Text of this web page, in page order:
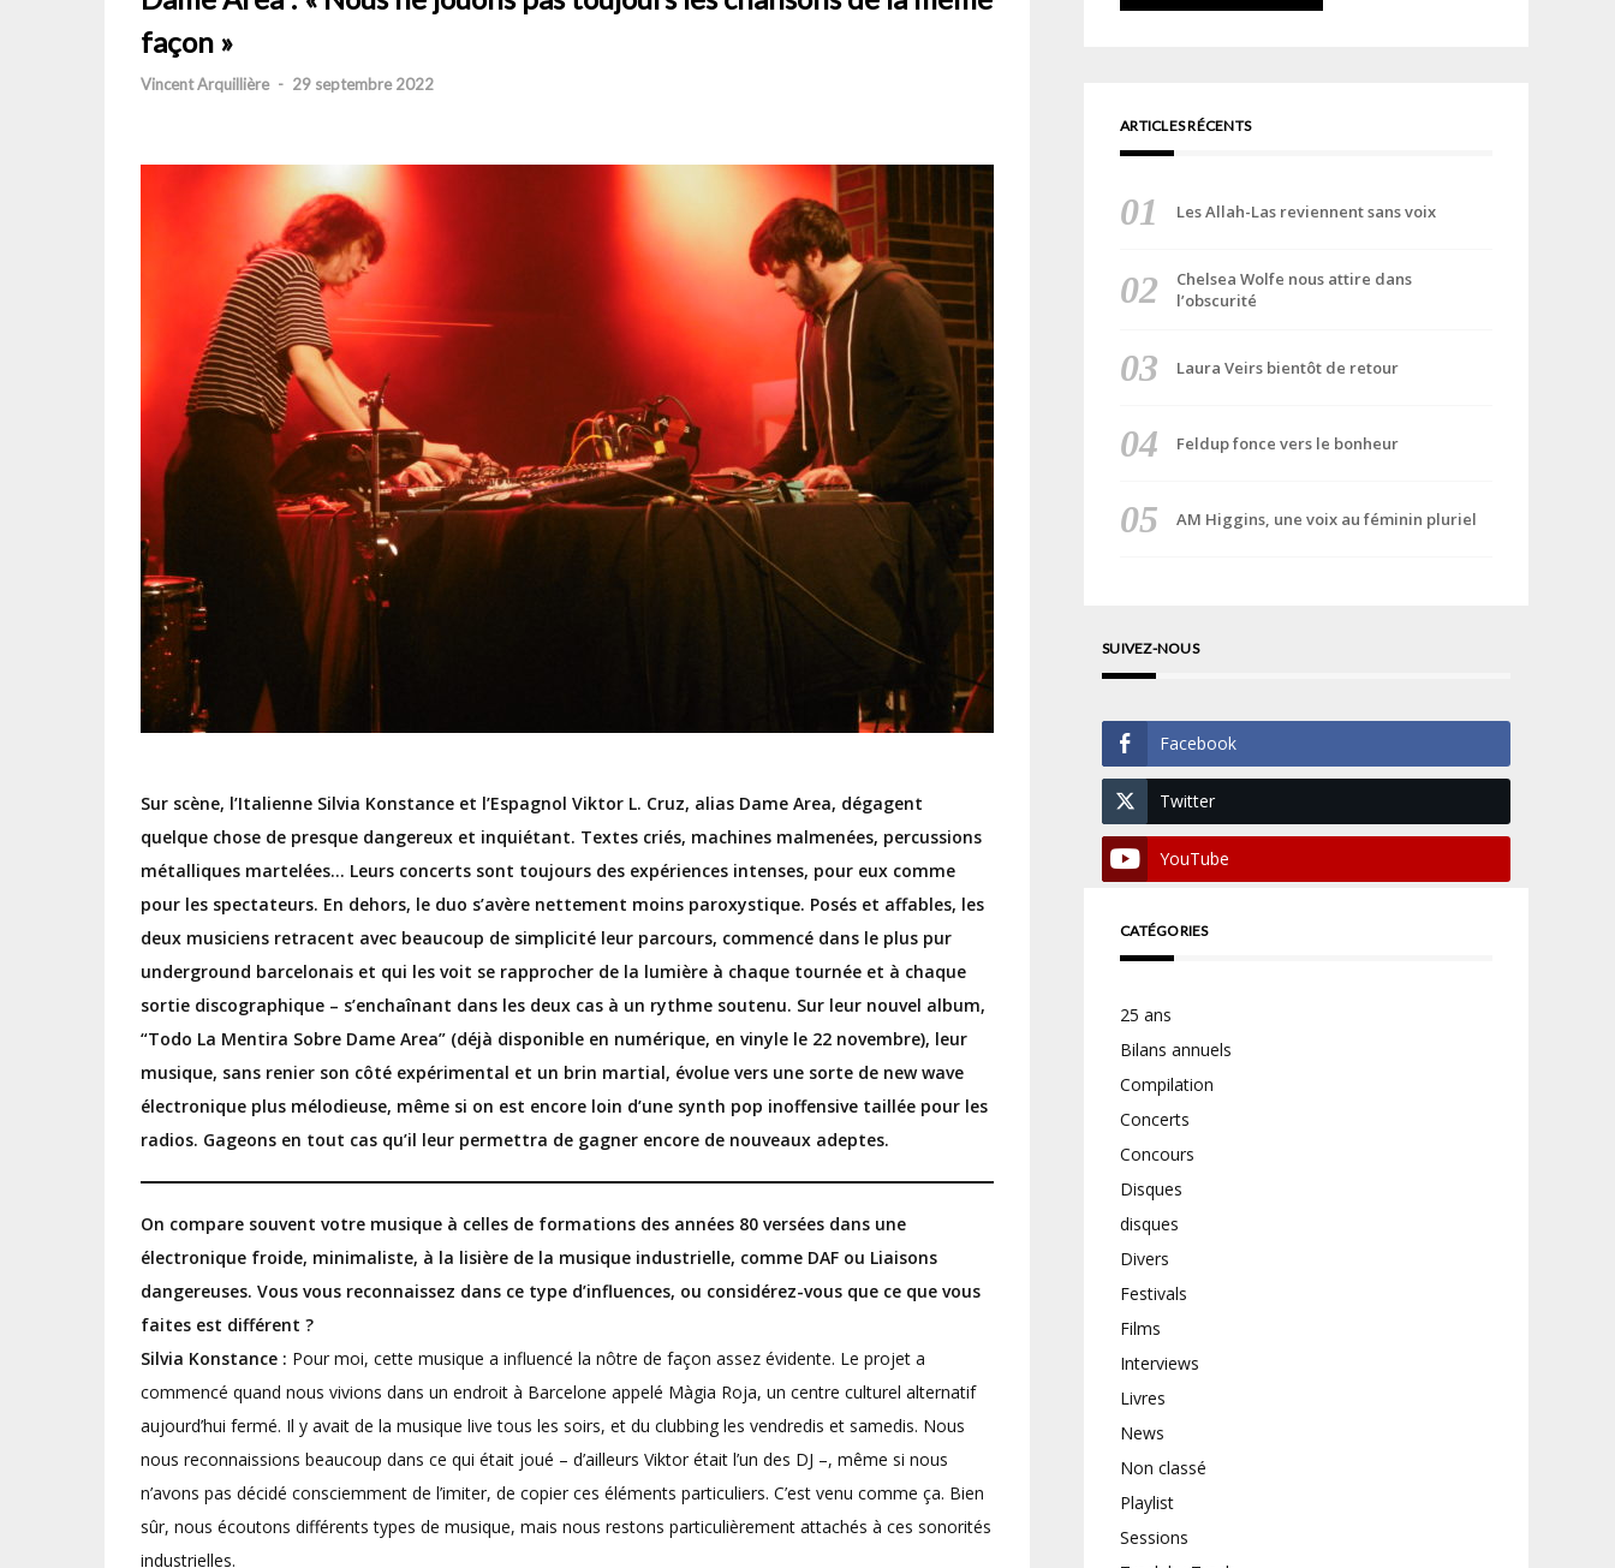
façon »
Vincent Arquillière - 29 septembre 2022
Sur scène, l’Italienne Silvia Konstance et l’Espagnol Viktor L. Cruz, alias Dame Area, dégagent
quelque chose de presque dangereux et inquiétant. Textes criés, machines malmenées, percussions
métalliques martelées… Leurs concerts sont toujours des expériences intenses, pour eux comme
pour les spectateurs. En dehors, le duo s’avère nettement moins paroxystique. Posés et affables, les
deux musiciens retracent avec beaucoup de simplicité leur parcours, commencé dans le plus pur
underground barcelonais et qui les voit se rapprocher de la lumière à chaque tournée et à chaque
sortie discographique – s’enchaînant dans les deux cas à un rythme soutenu. Sur leur nouvel album,
“Todo La Mentira Sobre Dame Area” (déjà disponible en numérique, en vinyle le 22 novembre), leur
musique, sans renier son côté expérimental et un brin martial, évolue vers une sorte de new wave
électronique plus mélodieuse, même si on est encore loin d’une synth pop inoffensive taillée pour les
radios. Gageons en tout cas qu’il leur permettra de gagner encore de nouveaux adeptes.
On compare souvent votre musique à celles de formations des années 80 versées dans une
électronique froide, minimaliste, à la lisière de la musique industrielle, comme DAF ou Liaisons
dangereuses. Vous vous reconnaissez dans ce type d’influences, ou considérez-vous que ce que vous
faites est différent ?
Silvia Konstance : Pour moi, cette musique a influencé la nôtre de façon assez évidente. Le projet a
commencé quand nous vivions dans un endroit à Barcelone appelé Màgia Roja, un centre culturel alternatif
aujourd’hui fermé. Il y avait de la musique live tous les soirs, et du clubbing les vendredis et samedis. Nous
nous reconnaissions beaucoup dans ce qui était joué – d’ailleurs Viktor était l’un des DJ –, même si nous
n’avons pas décidé consciemment de l’imiter, de copier ces éléments particuliers. C’est venu comme ça. Bien
sûr, nous écoutons différents types de musique, mais nous restons particulièrement attachés à ces sonorités
industrielles.
ARTICLES RÉCENTS
Les Allah-Las reviennent sans voix
Chelsea Wolfe nous attire dans
l’obscurité
Laura Veirs bientôt de retour
Feldup fonce vers le bonheur
AM Higgins, une voix au féminin pluriel
SUIVEZ-NOUS
Facebook
Twitter
YouTube
CATÉGORIES
25 ans
Bilans annuels
Compilation
Concerts
Concours
Disques
disques
Divers
Festivals
Films
Interviews
Livres
News
Non classé
Playlist
Sessions